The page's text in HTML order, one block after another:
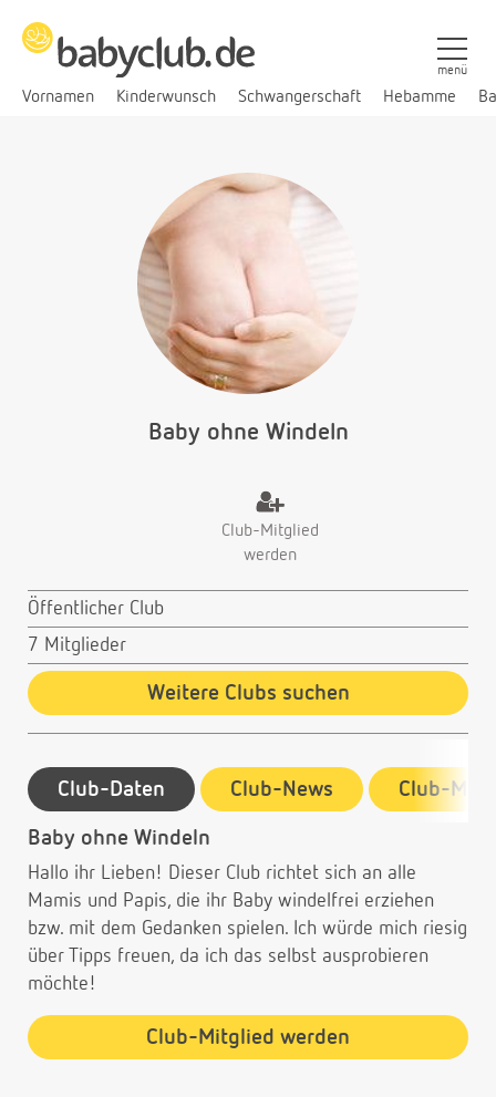
Vornamen Kinderwunsch Schwangerschaft Hebamme
menü
Baby ohne Windeln
Club-Mitglied
werden
Öffentlicher Club
7 Mitglieder
Weitere Clubs suchen
Club-Daten Club-News Club-
Baby ohne Windeln
Hallo ihr Lieben! Dieser Club richtet sich an alle
Mamis und Papis, die ihr Baby windelfrei erziehen
bzw. mit dem Gedanken spielen. Ich würde mich riesig
über Tipps freuen, da ich das selbst ausprobieren
möchte!
Club-Mitglied werden